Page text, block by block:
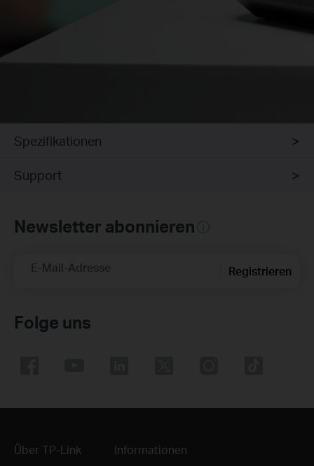
Spezifikationen
Support
Newsletter abonnieren
E-Mail-Adresse Registrieren
Folge uns
Über TP-Link Informationen